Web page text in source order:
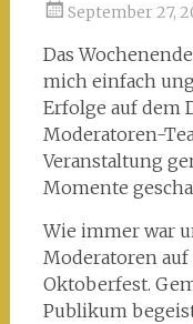
September 27,
Das
mich einfach
Erfolge auf dem
Moderatoren-
Veranstaltung
Momente
Wie immer war
Moderatoren
Oktoberfest.
Publikum